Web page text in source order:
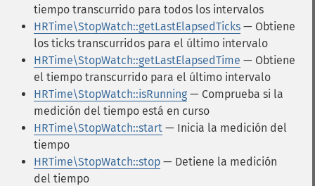
tiempo transcurrido para todos los intervalos
HRTime\StopWatch::getLastElapsedTicks — Obtiene
los ticks transcurridos para el último intervalo
HRTime\StopWatch::getLastElapsedTime — Obtiene
el tiempo transcurrido para el último intervalo
HRTime\StopWatch::isRunning — Comprueba si la
medición del tiempo está en curso
HRTime\StopWatch::start — Inicia la medición del
tiempo
HRTime\StopWatch::stop — Detiene la medición
del tiempo